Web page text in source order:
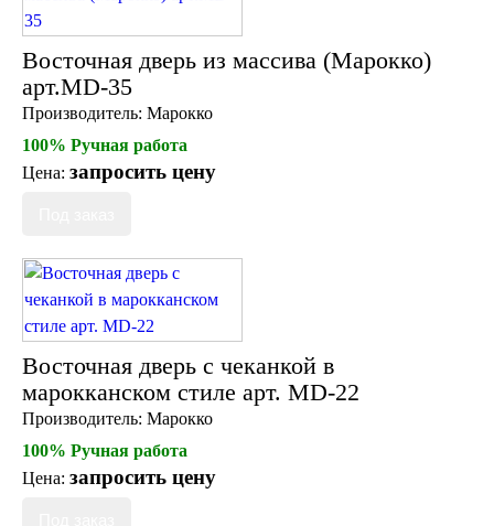
Восточная дверь из массива (Марокко)
арт.MD-35
Производитель: Марокко
100% Ручная работа
Цена: запросить цену
Восточная дверь с чеканкой в
марокканском стиле арт. MD-22
Производитель: Марокко
100% Ручная работа
Цена: запросить цену